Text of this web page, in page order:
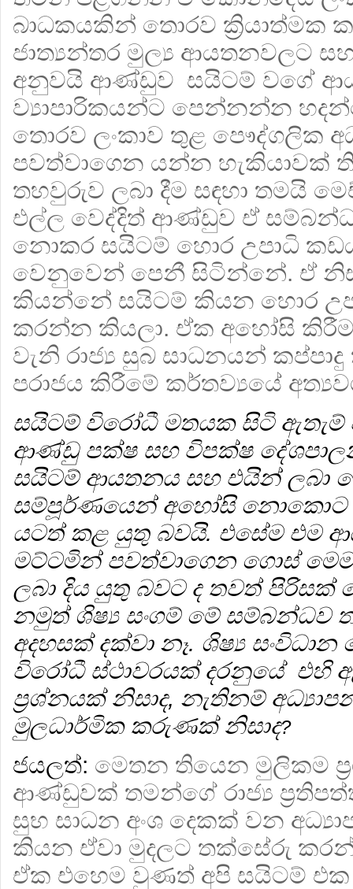
බාධකයකින් තොරව ක්‍රියාත්මක
ජාත්‍යන්තර මුල්‍ය ආයතනවලට
අනුවයි ආණ්ඩුව සයිටම් වගේ
ව්‍යාපාරිකයන්ට පෙන්නන්න
තොරව ලංකාව තුළ පෞද්ගලික
පවත්වාගෙන යන්න හැකියාවක්
තහවුරුව ලබා දීම සඳහා තමයි
එල්ල වෙද්දිත් ආණ්ඩුව ඒ
නොකර සයිටම් හොර උපාධි
වෙනුවෙන් පෙනී සිටින්නේ. ඒ
කියන්නේ සයිටම් කියන හොර
කරන්න කියලා. ඒක අහෝසි කිරීම
වැනි රාජ්‍ය සුබ සාධනයන්
පරාජය කිරීමේ කර්තව්‍යයේ
සයිටම් විරෝධී මතයක සිටි ඇතැම්
ආණ්ඩු පක්ෂ සහ විපක්ෂ
සයිටම් ආයතනය සහ එයින් ලබා
සම්පූර්ණයෙන් අහෝසි නොකොට
යටත් කළ යුතු බවයි. එසේම එම
මට්ටමින් පවත්වාගෙන ගොස් මෙම
ලබා දිය යුතු බවට ද තවත් පිරිසක්
නමුත් ශිෂ්‍ය සංගම් මේ සම්බන්ධව
අදහසක් දක්වා නෑ. ශිෂ්‍ය
විරෝධී ස්ථාවරයක් දරනුයේ එහි
ප්‍රශ්නයක් නිසාද, නැතිනම්
මුලධාර්මික කරුණක් නිසාද?
ජයලත්: මෙතන තියෙන මුලිකම
ආණ්ඩුවක් තමන්ගේ රාජ්‍ය
සුභ සාධන අංශ දෙකක් වන
කියන ඒවා මුදලට තක්සේරු
ඒක එහෙම වුණත් අපි සයිටම් එක